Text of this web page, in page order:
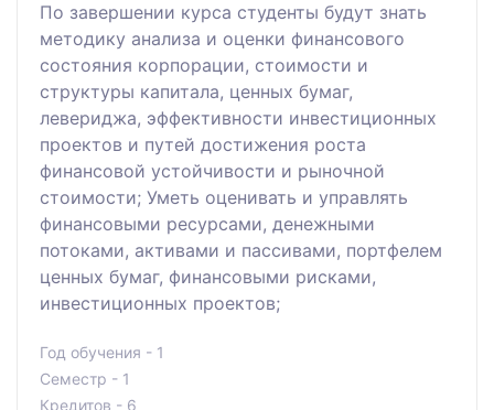
По завершении курса студенты будут знать
методику анализа и оценки финансового
состояния корпорации, стоимости и
структуры капитала, ценных бумаг,
левериджа, эффективности инвестиционных
проектов и путей достижения роста
финансовой устойчивости и рыночной
стоимости; Уметь оценивать и управлять
финансовыми ресурсами, денежными
потоками, активами и пассивами, портфелем
ценных бумаг, финансовыми рисками,
инвестиционных проектов;
Год обучения - 1
Семестр - 1
Кредитов - 6